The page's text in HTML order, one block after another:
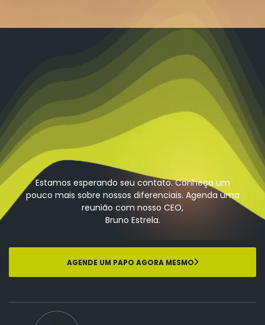
Estamos esperando seu contato. Conheça um
pouco mais sobre nossos diferenciais. Agenda uma
reunião com nosso CEO,
Bruno Estrela.
AGENDE UM PAPO AGORA MESMO